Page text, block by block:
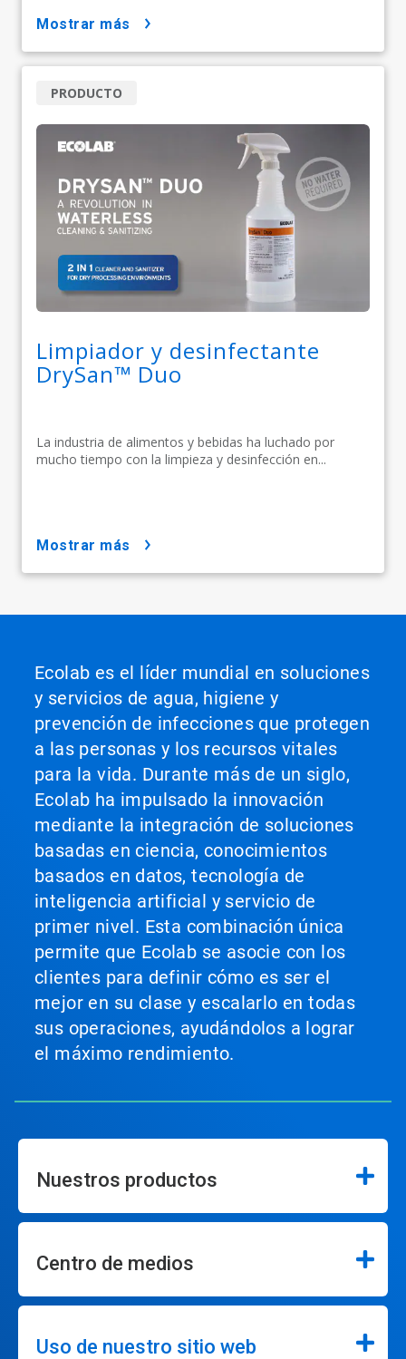
mostrar más
Limpiador y desinfectante
DrySan™ Duo
La industria de alimentos y bebidas ha luchado por
mucho tiempo con la limpieza y desinfección en...
PRODUCTO
mostrar más
Ecolab es el líder mundial en soluciones
y servicios de agua, higiene y
prevención de infecciones que protegen
a las personas y los recursos vitales
para la vida. Durante más de un siglo,
Ecolab ha impulsado la innovación
mediante la integración de soluciones
basadas en ciencia, conocimientos
basados en datos, tecnología de
inteligencia artificial y servicio de
primer nivel. Esta combinación única
permite que Ecolab se asocie con los
clientes para definir cómo es ser el
mejor en su clase y escalarlo en todas
sus operaciones, ayudándolos a lograr
el máximo rendimiento.
Nuestros productos
Centro de medios
Uso de nuestro sitio web